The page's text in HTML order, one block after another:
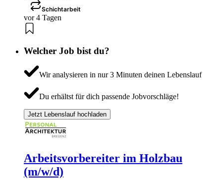
Schichtarbeit
vor 4 Tagen
Welcher Job bist du?
Wir analysieren in nur 3 Minuten deinen Lebenslauf
Du erhältst für dich passende Jobvorschläge!
Jetzt Lebenslauf hochladen
Arbeitsvorbereiter im Holzbau
(m/w/d)